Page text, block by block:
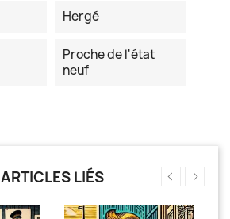
Hergé
Proche de l'état
neuf
ARTICLES LIÉS